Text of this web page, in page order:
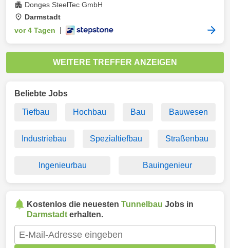
Donges SteelTec GmbH
Darmstadt
vor 4 Tagen
WEITERE TREFFER ANZEIGEN
Beliebte Jobs
Tiefbau Hochbau Bau Bauwesen
Industriebau Spezialtiefbau Straßenbau
Ingenieurbau Bauingenieur
Kostenlos die neuesten Tunnelbau Jobs in
Darmstadt erhalten.